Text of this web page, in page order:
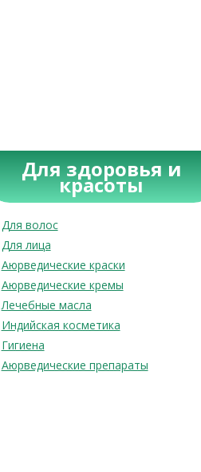
Для здоровья и
красоты
Для волос
Для лица
Аюрведические краски
Аюрведические кремы
Лечебные масла
Индийская косметика
Гигиена
Аюрведические препараты